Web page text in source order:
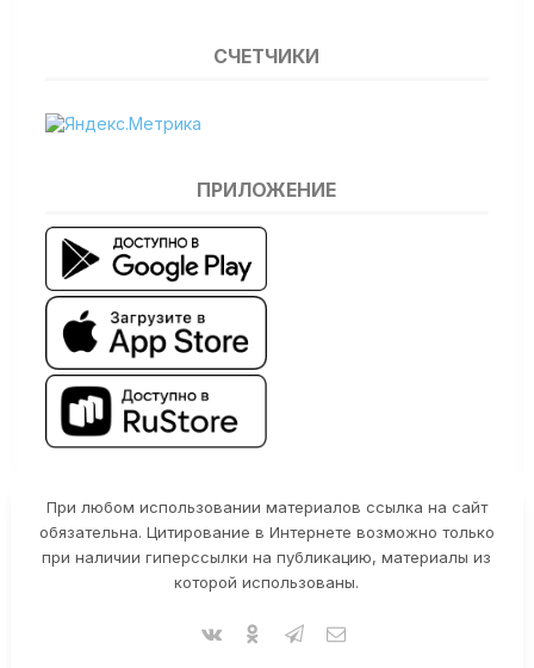
СЧЕТЧИКИ
ПРИЛОЖЕНИЕ
При любом использовании материалов ссылка на сайт
обязательна. Цитирование в Интернете возможно только
при наличии гиперссылки на публикацию, материалы из
которой использованы.